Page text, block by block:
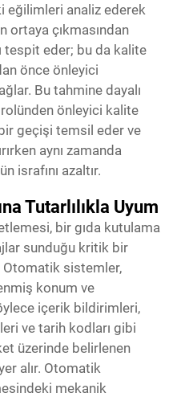
eğilimleri analiz ederek
ortaya çıkmasından
tespit eder; bu da kalite
önce önleyici
Bu tahmine dayalı
önleyici kalite
geçişi temsil eder ve
aynı zamanda
israfını azaltır.
Tutarlılıkla Uyum
bir gıda kutulama
sunduğu kritik bir
sistemler,
konum ve
içerik bildirimleri,
ve tarih kodları gibi
üzerinde belirlenen
alır. Otomatik
mekanik